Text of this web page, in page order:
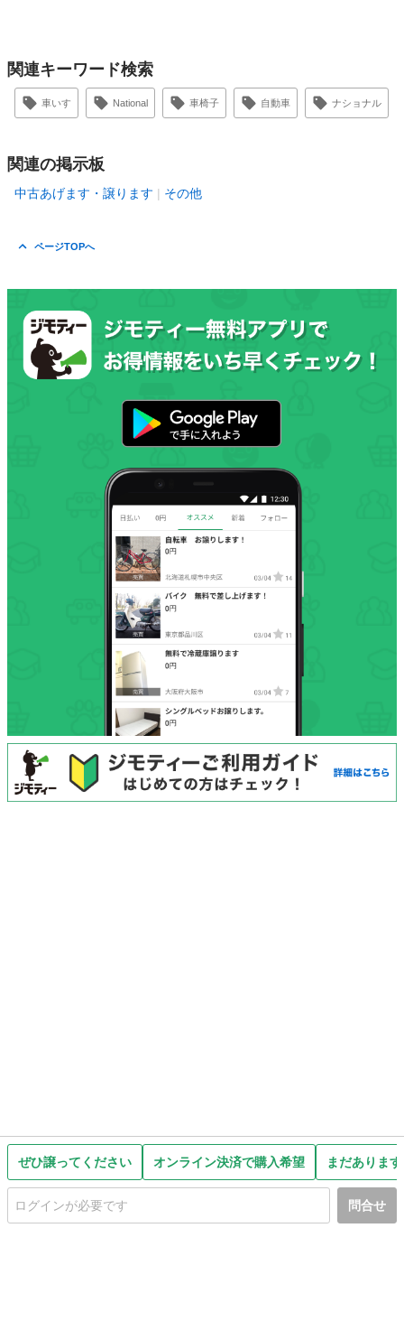
ぜひ譲ってください オンライン決済で購入希望 まだありま
問合せ
関連キーワード検索
車いす National 車椅子 自動車 ナショナル
関連の掲示板
中古あげます・譲ります その他
ページTOPへ